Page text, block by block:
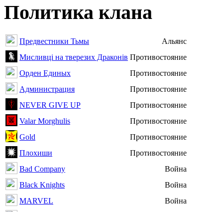
Политика клана
Предвестники Тьмы
Альянс
Мисливці на тверезих Драконів Противостояние
Орден Единых
Противостояние
Администрация
Противостояние
NEVER GIVE UP
Противостояние
Valar Morghulis
Противостояние
Gold
Противостояние
Плохиши
Противостояние
Bad Company
Война
Black Knights
Война
MARVEL
Война